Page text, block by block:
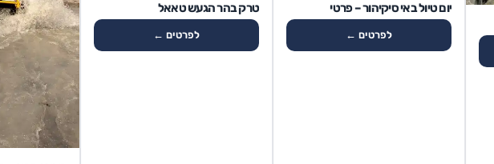
יום טיול באי סיקיהור – פרטי
לפרטים ←
טרק בהר הגעש טאאל
לפרטים ←